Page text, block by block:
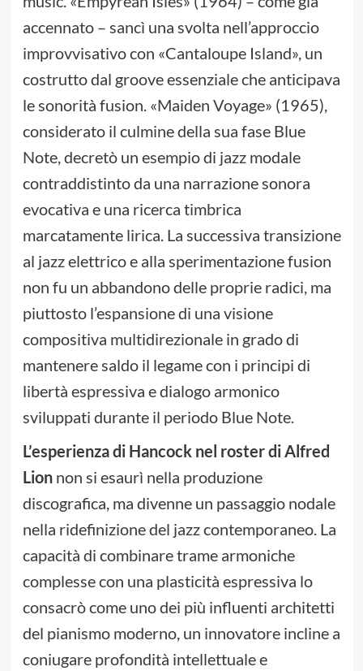
accennato – sancì una svolta nell’approccio
improvvisativo con «Cantaloupe Island», un
costrutto dal groove essenziale che anticipava
le sonorità fusion. «Maiden Voyage» (1965),
considerato il culmine della sua fase Blue
Note, decretò un esempio di jazz modale
contraddistinto da una narrazione sonora
evocativa e una ricerca timbrica
marcatamente lirica. La successiva transizione
al jazz elettrico e alla sperimentazione fusion
non fu un abbandono delle proprie radici, ma
piuttosto l’espansione di una visione
compositiva multidirezionale in grado di
mantenere saldo il legame con i principi di
libertà espressiva e dialogo armonico
sviluppati durante il periodo Blue Note.
L’esperienza di Hancock nel roster di Alfred
Lionnon si esaurì nella produzione
discografica, ma divenne un passaggio nodale
nella ridefinizione del jazz contemporaneo. La
capacità di combinare trame armoniche
complesse con una plasticità espressiva lo
consacrò come uno dei più influenti architetti
del pianismo moderno, un innovatore incline a
coniugare profondità intellettuale e